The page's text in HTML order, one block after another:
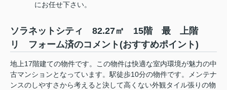
にお任せ下さい。
ソラネットシティ 82.27㎡ 15階 最 上階
リ フォーム済のコメント(おすすめポイント)
地上17階建ての物件です。この物件は快適な室内環境が魅力の中
古マンションとなっています。駅徒歩10分の物件です。メンテナ
ンスのしやすさから考えると決して高くない外観タイル張りの物